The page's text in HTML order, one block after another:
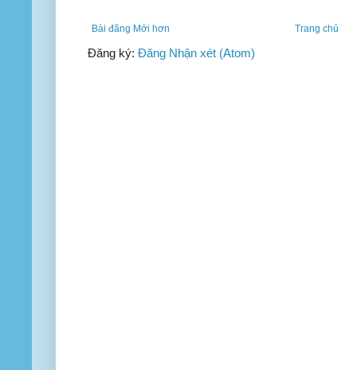
Bài đăng Mới hơn Trang chủ
Đăng ký: Đăng Nhận xét (Atom)